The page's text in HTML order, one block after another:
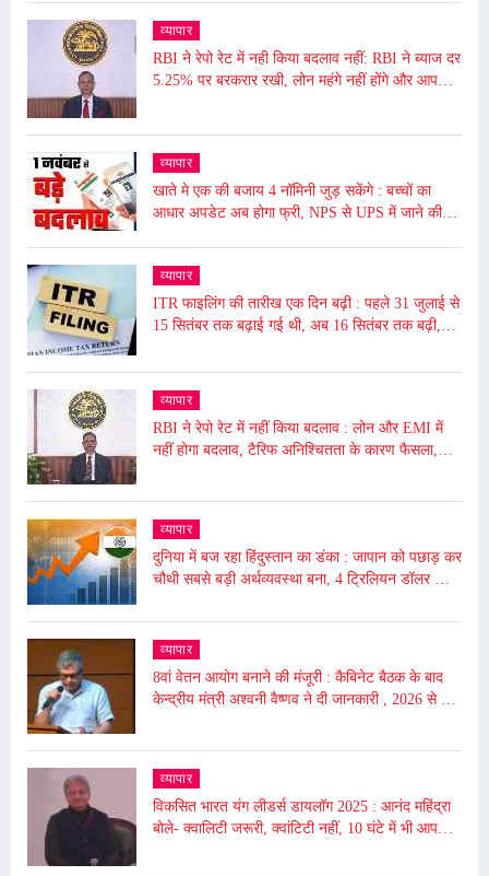
व्यापार
RBI ने रेपो रेट में नही किया बदलाव नहीं: RBI ने ब्याज दर
5.25% पर बरकरार रखी, लोन महंगे नहीं होंगे और आपकी
व्यापार
खाते मे एक की बजाय 4 नॉमिनी जुड़ सकेंगे : बच्चों का
आधार अपडेट अब होगा फ्री, NPS से UPS में जाने की
व्यापार
ITR फाइलिंग की तारीख एक दिन बढ़ी : पहले 31 जुलाई से
15 सितंबर तक बढ़ाई गई थी, अब 16 सितंबर तक बढ़ी,
व्यापार
RBI ने रेपो रेट में नहीं किया बदलाव : लोन और EMI में
नहीं होगा बदलाव, टैरिफ अनिश्चितता के कारण फैसला,
व्यापार
दुनिया में बज रहा हिंदुस्तान का डंका : जापान को पछाड़ कर
चौथी सबसे बड़ी अर्थव्यवस्था बना, 4 ट्रिलियन डॉलर की
व्यापार
8वां वेतन आयोग बनाने की मंजूरी : कैबिनेट बैठक के बाद
केन्द्रीय मंत्री अश्वनी वैष्णव ने दी जानकारी , 2026 से लागू
व्यापार
विकसित भारत यंग लीडर्स डायलॉग 2025 : आनंद महिंद्रा
बोले- क्वालिटी जरूरी, क्वांटिटी नहीं, 10 घंटे में भी आप